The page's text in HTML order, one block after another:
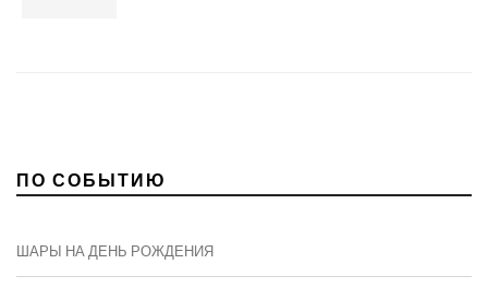
ПО СОБЫТИЮ
ШАРЫ НА ДЕНЬ РОЖДЕНИЯ